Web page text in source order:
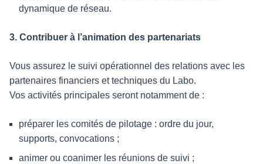
dynamique de réseau.
3. Contribuer à l’animation des partenariats
Vous assurez le suivi opérationnel des relations avec les
partenaires financiers et techniques du Labo.
Vos activités principales seront notamment de :
préparer les comités de pilotage : ordre du jour,
supports, convocations ;
animer ou coanimer les réunions de suivi ;